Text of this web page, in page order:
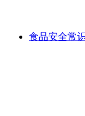
食品安全常